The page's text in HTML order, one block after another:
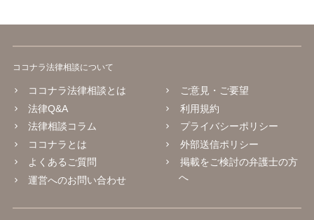
ココナラ法律相談について
ココナラ法律相談とは
法律Q&A
法律相談コラム
ココナラとは
よくあるご質問
運営へのお問い合わせ
ご意見・ご要望
利用規約
プライバシーポリシー
外部送信ポリシー
掲載をご検討の弁護士の方
へ